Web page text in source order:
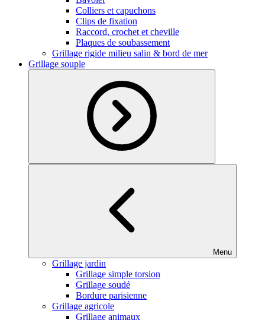
Colliers et capuchons
Clips de fixation
Raccord, crochet et cheville
Plaques de soubassement
Grillage rigide milieu salin & bord de mer
Grillage souple
Menu
Grillage jardin
Grillage simple torsion
Grillage soudé
Bordure parisienne
Grillage agricole
Grillage animaux